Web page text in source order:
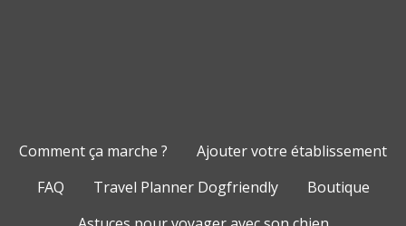
Comment ça marche ?
Ajouter votre établissement
FAQ
Travel Planner Dogfriendly
Boutique